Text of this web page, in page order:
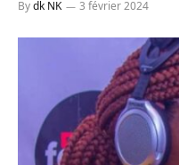
Bydk NK 3 février 2024